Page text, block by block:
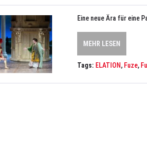
Eine neue Ära für eine
MEHR LESEN
Tags: ELATION, Fuze,